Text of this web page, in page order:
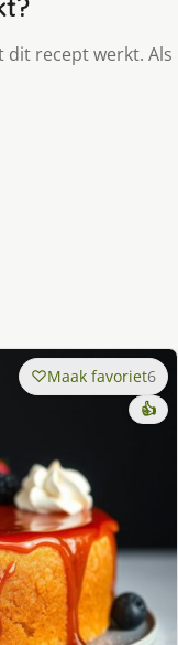
dit recept werkt. Als
Maak favoriet6
👍